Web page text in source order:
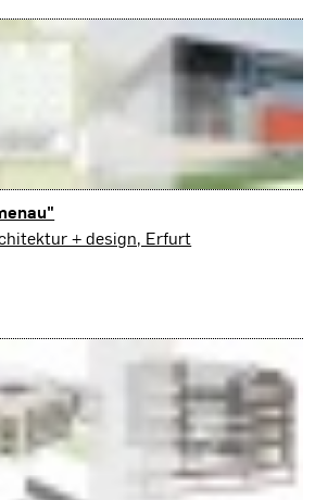
+ design, Erfurt